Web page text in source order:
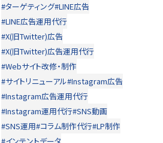
#ターゲティング#LINE広告
#LINE広告運用代行
#X(旧Twitter)広告
#X(旧Twitter)広告運用代行
#Webサイト改修・制作
#サイトリニューアル#Instagram広告
#Instagram広告運用代行
#Instagram運用代行#SNS動画
#SNS運用#コラム制作代行#LP制作